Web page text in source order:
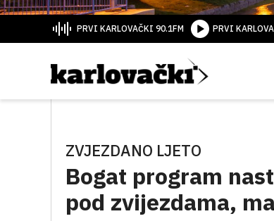
PRVI KARLOVAČKI 90.1FM PRVI
ZVJEZDANO LJETO
Bogat program
pod zvijezdama,